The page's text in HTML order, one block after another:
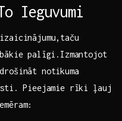
Ieguvumi
palīgi.Izmantojot
notikuma
⁤Pieejamie rīki ļauj